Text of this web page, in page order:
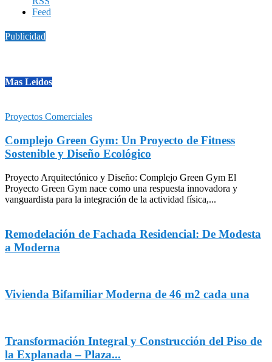
Publicidad
Mas Leidos
Proyectos Comerciales
Complejo Green Gym: Un Proyecto de Fitness
Sostenible y Diseño Ecológico
Proyecto Arquitectónico y Diseño: Complejo Green Gym El
Proyecto Green Gym nace como una respuesta innovadora y
vanguardista para la integración de la actividad física,...
Remodelación de Fachada Residencial: De Modesta
a Moderna
Vivienda Bifamiliar Moderna de 46 m2 cada una
Transformación Integral y Construcción del Piso de
la Explanada – Plaza...